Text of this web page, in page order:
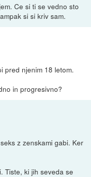
Ce si ti se vedno sto
si si kriv sam.
pred njenim 18 letom.
in progresivno?
z zenskami gabi. Ker
Tiste, ki jih seveda se